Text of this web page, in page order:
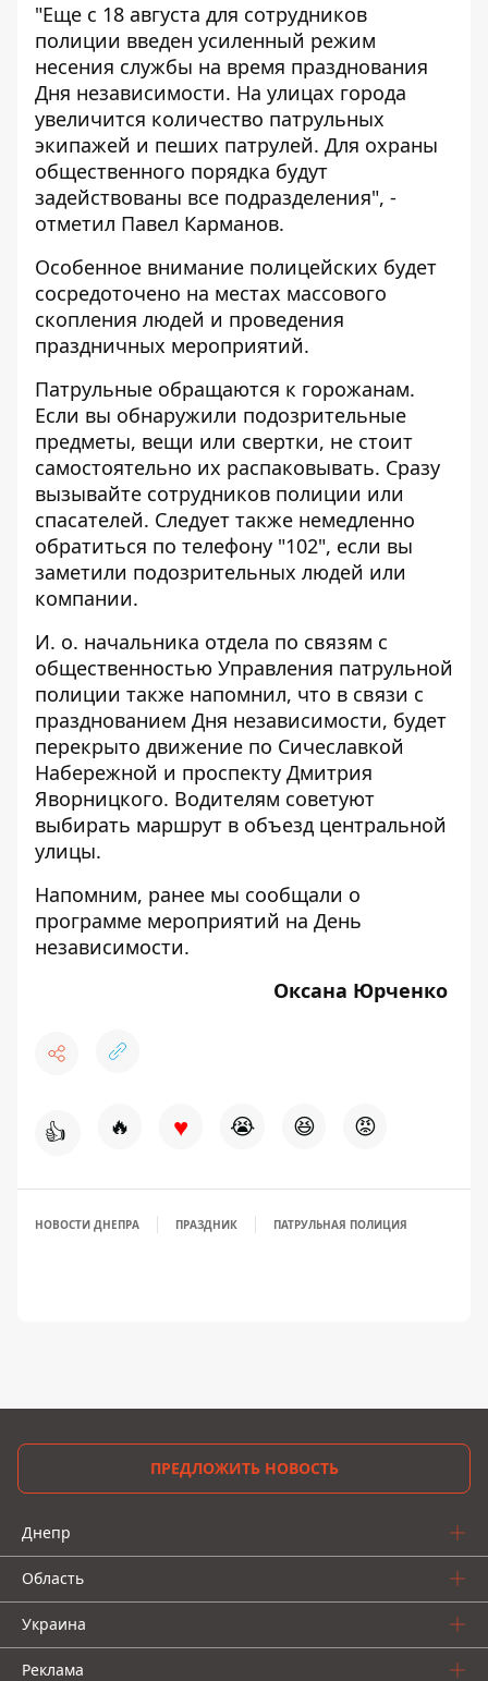
"Еще с 18 августа для сотрудников
полиции введен усиленный режим
несения службы на время празднования
Дня независимости. На улицах города
увеличится количество патрульных
экипажей и пеших патрулей. Для охраны
общественного порядка будут
задействованы все подразделения", -
отметил Павел Карманов.
Особенное внимание полицейских будет
сосредоточено на местах массового
скопления людей и проведения
праздничных мероприятий.
Патрульные обращаются к горожанам.
Если вы обнаружили подозрительные
предметы, вещи или свертки, не стоит
самостоятельно их распаковывать. Сразу
вызывайте сотрудников полиции или
спасателей. Следует также немедленно
обратиться по телефону "102", если вы
заметили подозрительных людей или
компании.
И. о. начальника отдела по связям с
общественностью Управления патрульной
полиции также напомнил, что в связи с
празднованием Дня независимости, будет
перекрыто движение по Сичеславкой
Набережной и проспекту Дмитрия
Яворницкого. Водителям советуют
выбирать маршрут в объезд центральной
улицы.
Напомним, ранее мы сообщали о
программе мероприятий на День
независимости.
Оксана Юрченко
👍 🔥 ♥ 😭 😆 😡
НОВОСТИ ДНЕПРА ПРАЗДНИК ПАТРУЛЬНАЯ ПОЛИЦИЯ
ПРЕДЛОЖИТЬ НОВОСТЬ
Днепр
Область
Украина
Реклама